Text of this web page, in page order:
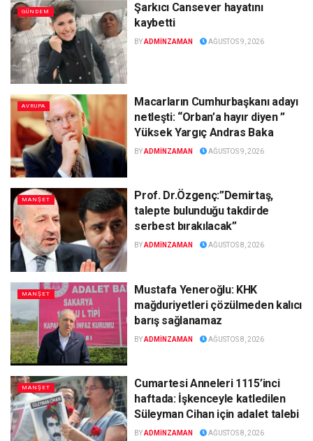
GÜNDEM
Şarkıcı Cansever hayatını
kaybetti
BYADMINZAMAN AĞUSTOS 9, 2026
AVRUPA
Macarların Cumhurbaşkanı adayı
netleşti: “Orban’a hayır diyen ”
Yüksek Yargıç Andras Baka
BYADMINZAMAN AĞUSTOS 9, 2026
MANŞET
Prof. Dr.Özgenç:”Demirtaş,
talepte bulunduğu takdirde
serbest bırakılacak”
BYADMINZAMAN AĞUSTOS 8, 2026
MANŞET
Mustafa Yeneroğlu: KHK
mağduriyetleri çözülmeden kalıcı
barış sağlanamaz
BYADMINZAMAN AĞUSTOS 8, 2026
MANŞET
Cumartesi Anneleri 1115’inci
haftada: İşkenceyle katledilen
Süleyman Cihan için adalet talebi
BYADMINZAMAN AĞUSTOS 8, 2026